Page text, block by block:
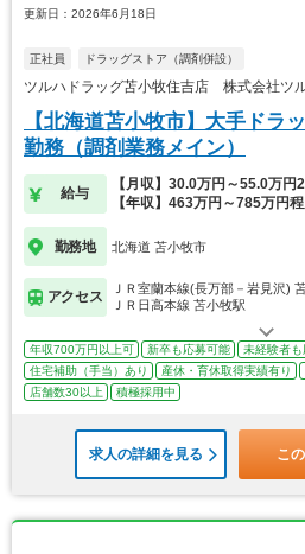
更新日：2026年6月18日
正社員 ドラッグストア（調剤併設）
ツルハドラッグ苫小牧住吉店 株式会社ツ
【北海道苫小牧市】大手ドラ
勤務（調剤業務メイン）
給与
【月収】30.0万円～55.0万
【年収】463万円～785万円
勤務地 北海道 苫小牧市
アクセス
ＪＲ室蘭本線(長万部－岩見沢)
ＪＲ日高本線 苫小牧駅
年収700万円以上可 新卒も応募可能 未経験者
住宅補助（手当）あり
産休・育休取得実績有り
店舗数30以上
積極採用中
求人の詳細を見る こ